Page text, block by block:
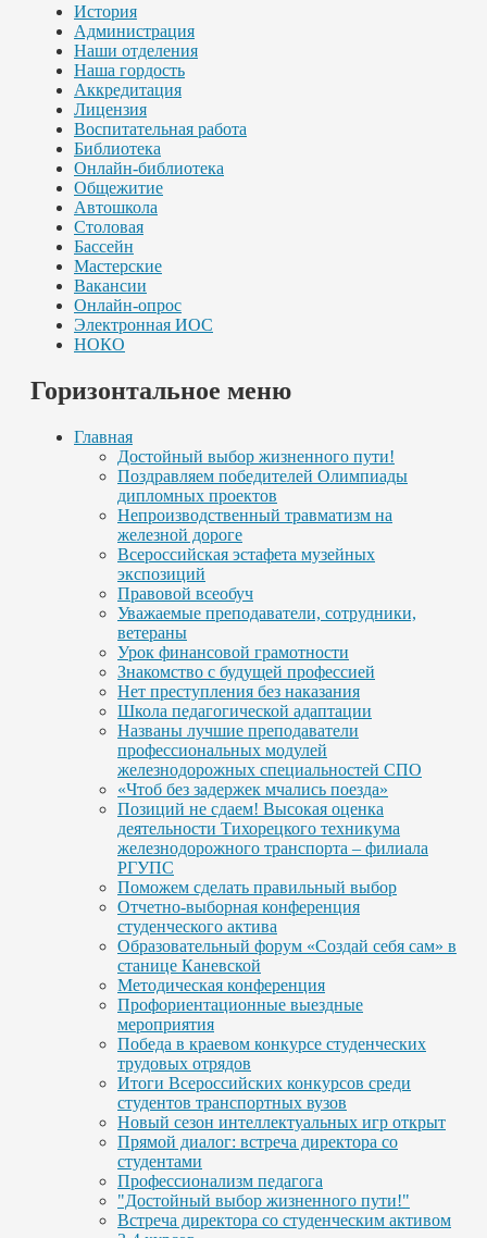
История
Администрация
Наши отделения
Наша гордость
Аккредитация
Лицензия
Воспитательная работа
Библиотека
Онлайн-библиотека
Общежитие
Автошкола
Столовая
Бассейн
Мастерские
Вакансии
Онлайн-опрос
Электронная ИОС
НОКО
Горизонтальное меню
Главная
Достойный выбор жизненного пути!
Поздравляем победителей Олимпиады
дипломных проектов
Непроизводственный травматизм на
железной дороге
Всероссийская эстафета музейных
экспозиций
Правовой всеобуч
Уважаемые преподаватели, сотрудники,
ветераны
Урок финансовой грамотности
Знакомство с будущей профессией
Нет преступления без наказания
Школа педагогической адаптации
Названы лучшие преподаватели
профессиональных модулей
железнодорожных специальностей СПО
«Чтоб без задержек мчались поезда»
Позиций не сдаем! Высокая оценка
деятельности Тихорецкого техникума
железнодорожного транспорта – филиала
РГУПС
Поможем сделать правильный выбор
Отчетно-выборная конференция
студенческого актива
Образовательный форум «Создай себя сам» в
станице Каневской
Методическая конференция
Профориентационные выездные
мероприятия
Победа в краевом конкурсе студенческих
трудовых отрядов
Итоги Всероссийских конкурсов среди
студентов транспортных вузов
Новый сезон интеллектуальных игр открыт
Прямой диалог: встреча директора со
студентами
Профессионализм педагога
"Достойный выбор жизненного пути!"
Встреча директора со студенческим активом